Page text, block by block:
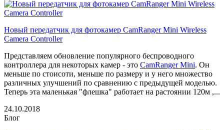
Новый передатчик для фотокамер CamRanger Mini Wireless
Camera Controller
Представляем обновление популярного беспроводного
контроллера для некоторых камер - это CamRanger Mini. Он
меньше по стоисоти, меньше по размеру и у него множество
различных улучшений по сравнению с предыдущей моделью.
Теперь эта маленькая "флешка" работает на растоянии 120м ,...
24.10.2018
Блог